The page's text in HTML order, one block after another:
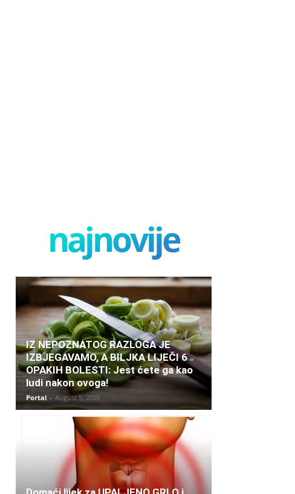
najnovije
IZ NEPOZNATOG RAZLOGA JE
IZBJEGAVAMO, A BILJKA LIJEČI 6
OPAKIH BOLESTI: Jest ćete ga kao
ludi nakon ovoga!
Portal - August 5, 2026